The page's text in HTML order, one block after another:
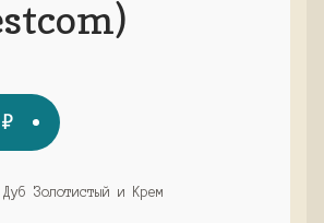
₽Текущая
цена:
22296₽.
Золотистый и Крем